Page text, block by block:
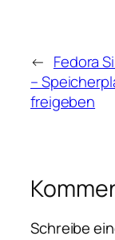
← Fedora
–
freigeben
Schreibe